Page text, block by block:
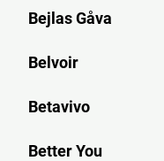
Bejlas Gåva
Belvoir
Betavivo
Better You